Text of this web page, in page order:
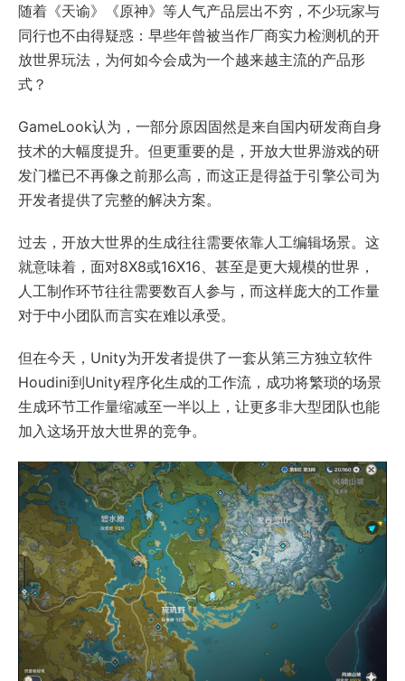
随着《天谕》《原神》等人气产品层出不穷，不少玩家与
同行也不由得疑惑：早些年曾被当作厂商实力检测机的开
放世界玩法，为何如今会成为一个越来越主流的产品形
式？
GameLook认为，一部分原因固然是来自国内研发商自身
技术的大幅度提升。但更重要的是，开放大世界游戏的研
发门槛已不再像之前那么高，而这正是得益于引擎公司为
开发者提供了完整的解决方案。
过去，开放大世界的生成往往需要依靠人工编辑场景。这
就意味着，面对8X8或16X16、甚至是更大规模的世界，
人工制作环节往往需要数百人参与，而这样庞大的工作量
对于中小团队而言实在难以承受。
但在今天，Unity为开发者提供了一套从第三方独立软件
Houdini到Unity程序化生成的工作流，成功将繁琐的场景
生成环节工作量缩减至一半以上，让更多非大型团队也能
加入这场开放大世界的竞争。